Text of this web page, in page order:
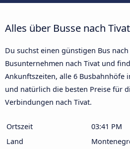
Alles über Busse nach Tivat
Du suchst einen günstigen Bus
Busunternehmen nach Tivat und
Ankunftszeiten, alle 6 Busbahnhöfe
und natürlich die besten Preise für
Verbindungen nach Tivat.
Ortszeit
03:41 PM
Land